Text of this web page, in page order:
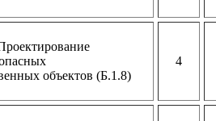
объектов (Б.1.8)
4